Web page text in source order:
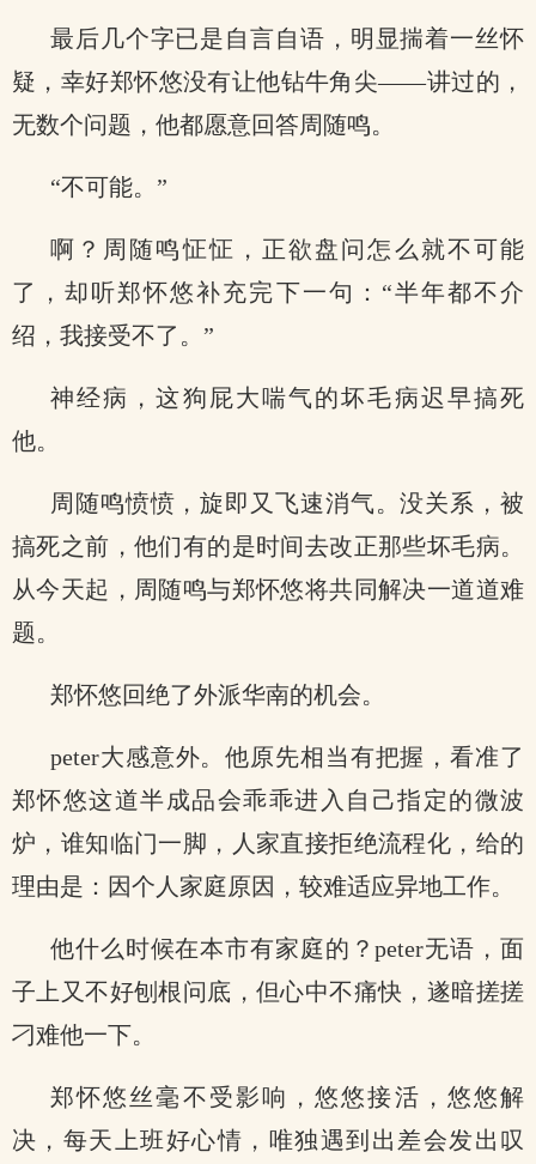
最后几个字已是自言自语，明显揣着一丝怀
疑，幸好郑怀悠没有让他钻牛角尖——讲过的，
无数个问题，他都愿意回答周随鸣。
“不可能。”
啊？周随鸣怔怔，正欲盘问怎么就不可能
了，却听郑怀悠补充完下一句：“半年都不介
绍，我接受不了。”
神经病，这狗屁大喘气的坏毛病迟早搞死
他。
周随鸣愤愤，旋即又飞速消气。没关系，被
搞死之前，他们有的是时间去改正那些坏毛病。
从今天起，周随鸣与郑怀悠将共同解决一道道难
题。
郑怀悠回绝了外派华南的机会。
peter大感意外。他原先相当有把握，看准了
郑怀悠这道半成品会乖乖进入自己指定的微波
炉，谁知临门一脚，人家直接拒绝流程化，给的
理由是：因个人家庭原因，较难适应异地工作。
他什么时候在本市有家庭的？peter无语，面
子上又不好刨根问底，但心中不痛快，遂暗搓搓
刁难他一下。
郑怀悠丝毫不受影响，悠悠接活，悠悠解
决，每天上班好心情，唯独遇到出差会发出叹